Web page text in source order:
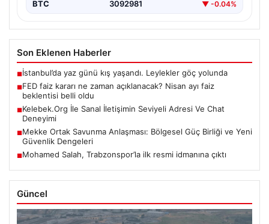
BTC 3092981 ▼ -0.04%
Son Eklenen Haberler
■İstanbul’da yaz günü kış yaşandı. Leylekler göç yolunda
■FED faiz kararı ne zaman açıklanacak? Nisan ayı faiz
beklentisi belli oldu
■Kelebek.Org İle Sanal İletişimin Seviyeli Adresi Ve Chat
Deneyimi
■Mekke Ortak Savunma Anlaşması: Bölgesel Güç Birliği ve Yeni
Güvenlik Dengeleri
■Mohamed Salah, Trabzonspor’la ilk resmi idmanına çıktı
Güncel